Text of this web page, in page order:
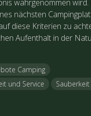
wahrgenommen wird.
nächsten
diese Kriterien zu
Aufenthalt in der
Camping
und Service